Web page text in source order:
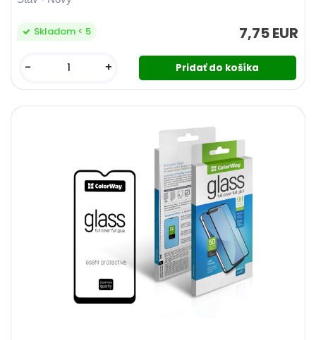
7,75 EUR
Skladom < 5
- +